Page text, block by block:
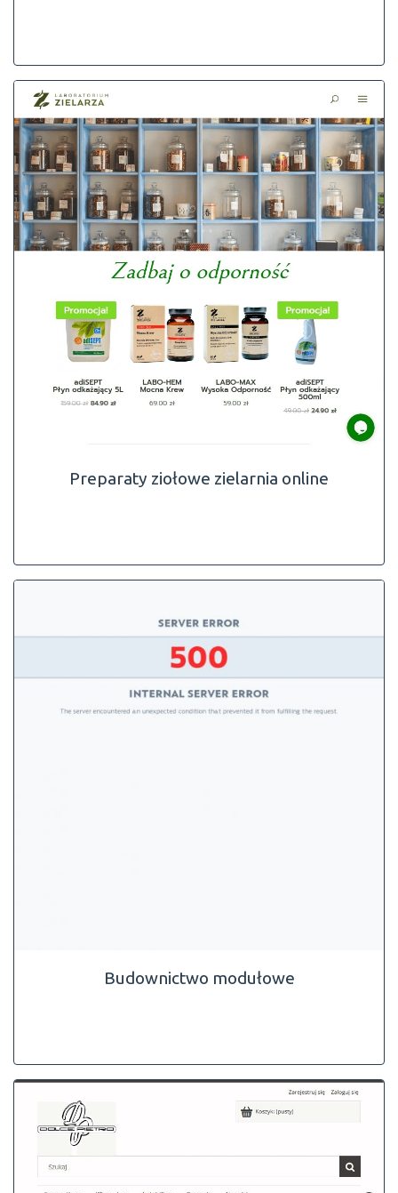
Preparaty ziołowe zielarnia online
Budownictwo modułowe